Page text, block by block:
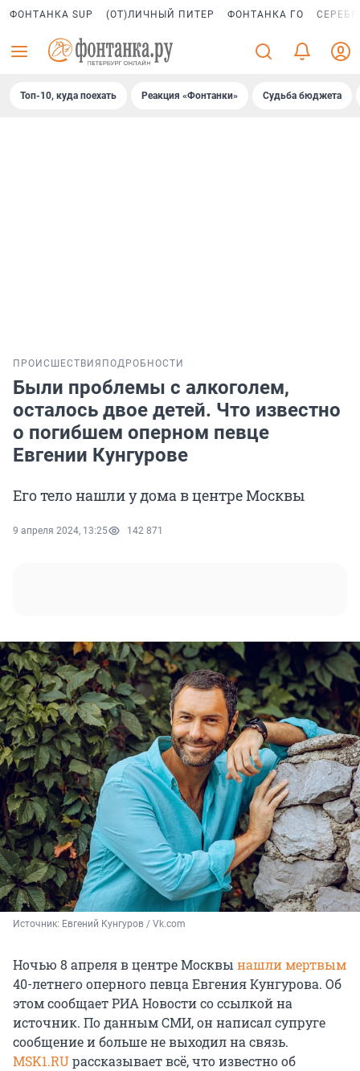
ФОНТАНКА SUP (ОТ)ЛИЧНЫЙ ПИТЕР ФОНТАНКА ГО
Топ-10, куда поехать Реакция «Фонтанки» Судьба бюджета
ПРОИСШЕСТВИЯ ПОДРОБНОСТИ
Были проблемы с алкоголем,
осталось двое детей. Что известно
о погибшем оперном певце
Евгении Кунгурове
Его тело нашли у дома в центре Москвы
9 апреля 2024, 13:25 142 871
Источник: Евгений Кунгуров / Vk.com
Ночью 8 апреля в центре Москвы нашли мертвым
40-летнего оперного певца Евгения Кунгурова. Об
этом сообщает РИА Новости со ссылкой на
источник. По данным СМИ, он написал супруге
сообщение и больше не выходил на связь.
MSK1.RUрассказывает всё, что известно об